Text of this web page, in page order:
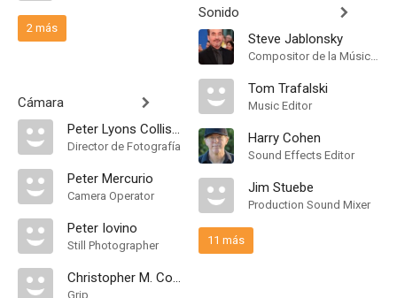
2 más
Cámara
Peter Lyons Collister
Director de Fotografía
Peter Mercurio
Camera Operator
Peter Iovino
Still Photographer
Christopher M. Collar Jr.
Grip
Sonido
Steve Jablonsky
Compositor de la Música Original
Tom Trafalski
Music Editor
Harry Cohen
Sound Effects Editor
Jim Stuebe
Production Sound Mixer
11 más